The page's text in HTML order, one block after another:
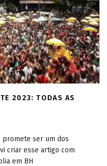
2023: TODAS AS
promete ser um dos
criar esse artigo com
em BH